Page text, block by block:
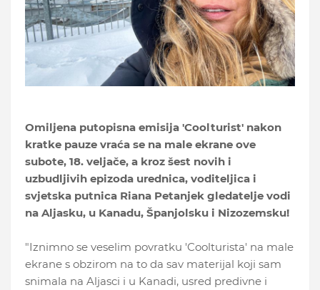
Omiljena putopisna emisija 'Coolturist' nakon
kratke pauze vraća se na male ekrane ove
subote, 18. veljače, a kroz šest novih i
uzbudljivih epizoda urednica, voditeljica i
svjetska putnica Riana Petanjek gledatelje vodi
na Aljasku, u Kanadu, Španjolsku i Nizozemsku!
"Iznimno se veselim povratku 'Coolturista' na male
ekrane s obzirom na to da sav materijal koji sam
snimala na Aljasci i u Kanadi, usred predivne i